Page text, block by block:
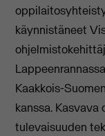
käynnistäneet
Kaakkois-
kanssa.
tulevaisuuden